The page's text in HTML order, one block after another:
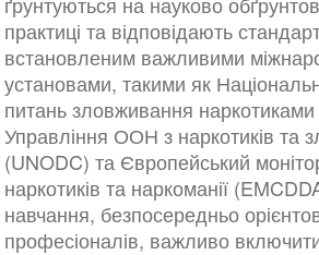
практиці та відповідають
встановленим важливими
установами, такими як
питань зловживання
Управління ООН з наркотиків та
(UNODC) та Європейський
наркотиків та наркоманії
навчання, безпосередньо
професіоналів, важливо